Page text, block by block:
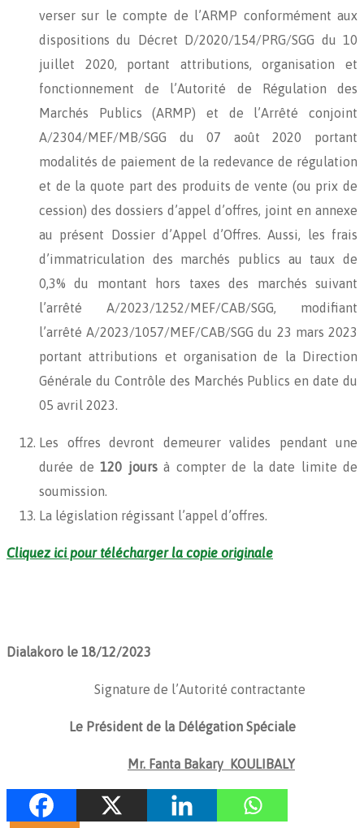
verser sur le compte de l’ARMP conformément aux
dispositions du Décret D/2020/154/PRG/SGG du 10
juillet 2020, portant attributions, organisation et
fonctionnement de l’Autorité de Régulation des
Marchés Publics (ARMP) et de l’Arrêté conjoint
A/2304/MEF/MB/SGG du 07 août 2020 portant
modalités de paiement de la redevance de régulation
et de la quote part des produits de vente (ou prix de
cession) des dossiers d’appel d’offres, joint en annexe
au présent Dossier d’Appel d’Offres. Aussi, les frais
d’immatriculation des marchés publics au taux de
0,3% du montant hors taxes des marchés suivant
l’arrêté A/2023/1252/MEF/CAB/SGG, modifiant
l’arrêté A/2023/1057/MEF/CAB/SGG du 23 mars 2023
portant attributions et organisation de la Direction
Générale du Contrôle des Marchés Publics en date du
05 avril 2023.
Les offres devront demeurer valides pendant une
durée de 120 joursà compter de la date limite de
soumission.
La législation régissant l’appel d’offres.
Cliquez ici pour télécharger la copie originale
Dialakoro le 18/12/2023
Signature de l’Autorité contractante
Le Président de la Délégation Spéciale
Mr. Fanta Bakary KOULIBALY